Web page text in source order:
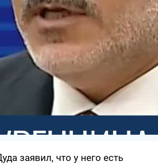
заявил, что у него есть